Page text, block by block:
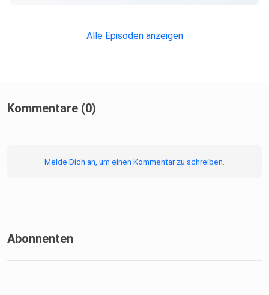
Alle Episoden anzeigen
Kommentare (0)
Melde Dich an, um einen Kommentar zu schreiben.
Abonnenten